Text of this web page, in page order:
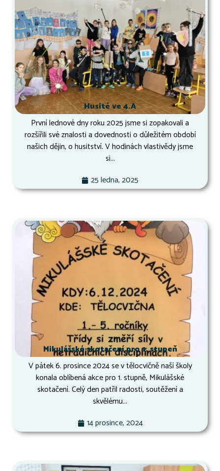
Husité ve 4.A
První lednové dny roku 2025 jsme si zopakovali a
rozšířili své znalosti a dovednosti o důležitém období
našich dějin, o husitství. V hodinách vlastivědy jsme
si...
25 ledna, 2025
Mikulášské skotačení pro 1. stupeň
V pátek 6. prosince 2024 se v tělocvičně naší školy
konala oblíbená akce pro 1. stupně, Mikulášské
skotačení. Celý den patřil radosti, soutěžení a
skvělému...
14 prosince, 2024